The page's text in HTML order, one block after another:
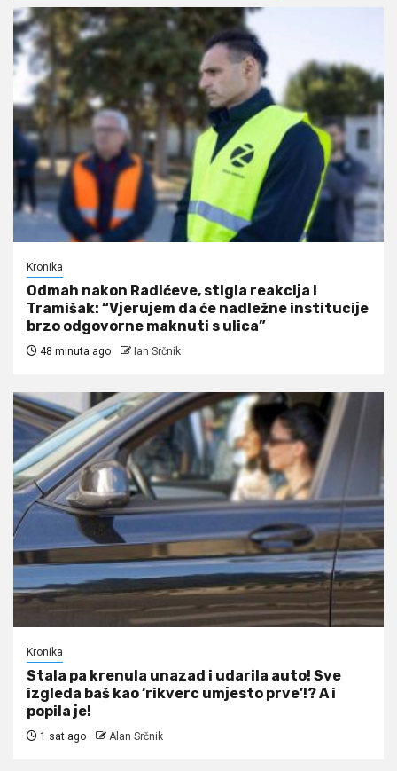
Kronika
Odmah nakon Radićeve, stigla reakcija i
Tramišak: “Vjerujem da će nadležne institucije
brzo odgovorne maknuti s ulica”
48 minuta ago Ian Srčnik
Kronika
Stala pa krenula unazad i udarila auto! Sve
izgleda baš kao ‘rikverc umjesto prve’!? A i
popila je!
1 sat ago Alan Srčnik